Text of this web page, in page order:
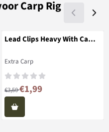
Carp Rig
Lead Clips Heavy With Camo
Swivel
Merk:
Extra Carp
Van 3,50 voor 1,99
€3,50€1,99